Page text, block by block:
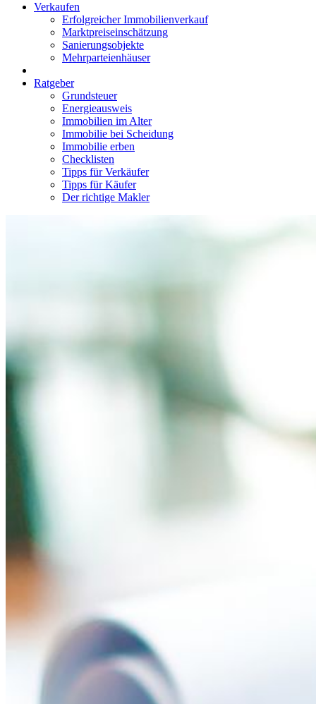
Verkaufen
Erfolgreicher Immobilienverkauf
Marktpreiseinschätzung
Sanierungsobjekte
Mehrparteienhäuser
Ratgeber
Grundsteuer
Energieausweis
Immobilien im Alter
Immobilie bei Scheidung
Immobilie erben
Checklisten
Tipps für Verkäufer
Tipps für Käufer
Der richtige Makler